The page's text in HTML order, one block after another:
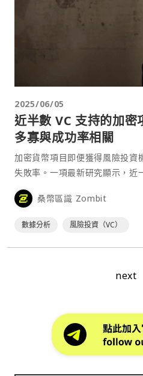
2025/06/05
近半數 VC 支持的加密
多寡與成功率相關
加密貨幣項目即便獲得風險投資
失敗率。一項最新研究顯示，近
目已經「死亡」，多達 77% 每
而，有 VC 支持的項目仍明顯比
下來，且項目募集到的資金多寡
桑幣區識 Zombit
數據分析 風險投資（VC）
next